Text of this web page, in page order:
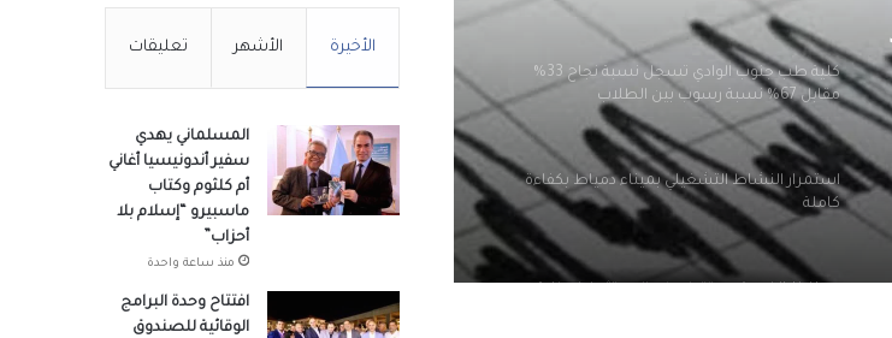
كلية طب جنوب الوادي تسجل نسبة نجاح 33%
مقابل 67% نسبة رسوب بين الطلاب
استمرار النشاط التشغيلي بميناء دمياط بكفاءة
كاملة
الأخيرة الأشهر تعليقات
المسلماني يهدي
سفير أندونيسيا أغاني
أم كلثوم وكتاب
ماسبيرو “إسلام بلا
أحزاب”
منذ ساعة واحدة
افتتاح وحدة البرامج
الوقائية للصندوق